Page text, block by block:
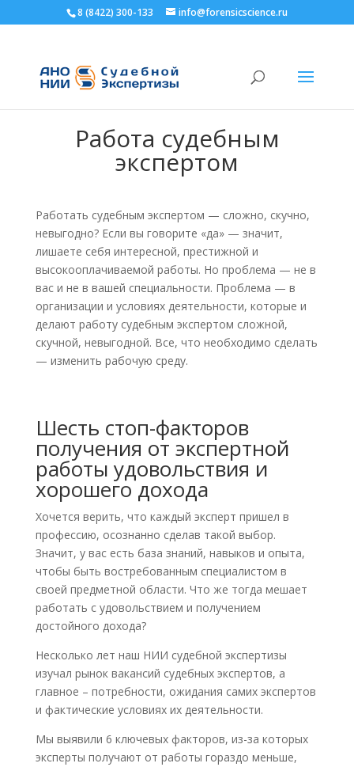
8 (8422) 300-133 info@forensicscience.ru
Главная>Работа>Для судебных экспертов
Работа судебным
экспертом
Работать судебным экспертом — сложно, скучно,
невыгодно? Если вы говорите «да» — значит,
лишаете себя интересной, престижной и
высокооплачиваемой работы. Но проблема — не в
вас и не в вашей специальности. Проблема — в
организации и условиях деятельности, которые и
делают работу судебным экспертом сложной,
скучной, невыгодной. Все, что необходимо сделать
— изменить рабочую среду.
Шесть стоп-факторов
получения от экспертной
работы удовольствия и
хорошего дохода
Хочется верить, что каждый эксперт пришел в
профессию, осознанно сделав такой выбор.
Значит, у вас есть база знаний, навыков и опыта,
чтобы быть востребованным специалистом в
своей предметной области. Что же тогда мешает
работать с удовольствием и получением
достойного дохода?
Несколько лет наш НИИ судебной экспертизы
изучал рынок вакансий судебных экспертов, а
главное – потребности, ожидания самих экспертов
и фактические условиях их деятельности.
Мы выявили 6 ключевых факторов, из-за которых
эксперты получают от работы гораздо меньше,